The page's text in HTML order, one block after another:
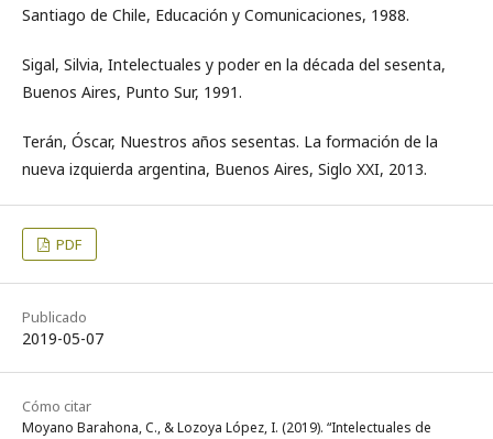
Santiago de Chile, Educación y Comunicaciones, 1988.
Sigal, Silvia, Intelectuales y poder en la década del sesenta,
Buenos Aires, Punto Sur, 1991.
Terán, Óscar, Nuestros años sesentas. La formación de la
nueva izquierda argentina, Buenos Aires, Siglo XXI, 2013.
PDF
Publicado
2019-05-07
Cómo citar
Moyano Barahona, C., & Lozoya López, I. (2019). “Intelectuales de